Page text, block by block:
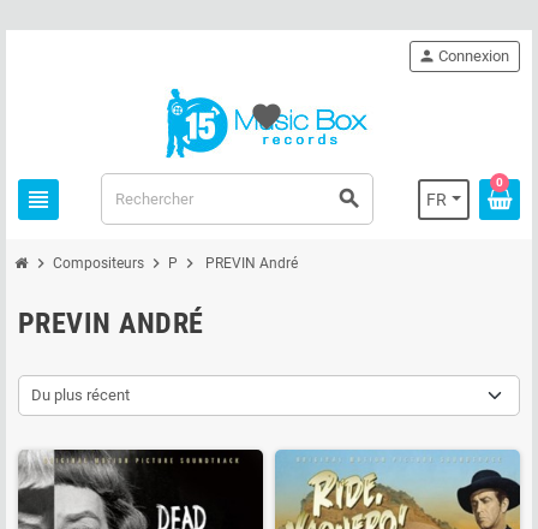
view_headline search FR
person Connexion
0
favorite
chevron_right Compositeurs chevron_right P chevron_right PREVIN André
PREVIN ANDRÉ
Du plus récent